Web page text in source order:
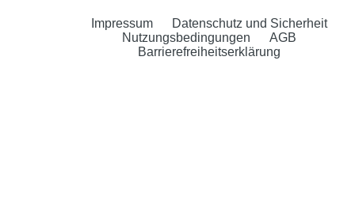
Impressum
Datenschutz und Sicherheit
Nutzungsbedingungen
AGB
Barrierefreiheitserklärung